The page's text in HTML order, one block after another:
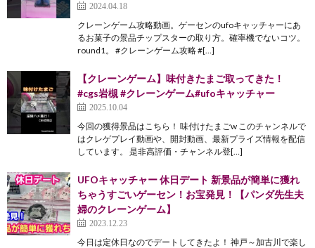
2024.04.18
クレーンゲーム攻略動画。ゲーセンのufoキャッチャーにあ
るお菓子の景品チップスターの取り方。確率機でないコツ。
round1。 #クレーンゲーム攻略 #[…]
【クレーンゲーム】味付きたまご取ってきた！
#cgs岩槻 #クレーンゲーム#ufoキャッチャー
2025.10.04
今回の獲得景品はこちら！ 味付けたまごw このチャンネルで
はクレゲプレイ動画や、開封動画、最新プライズ情報を配信
しています。 是非高評価・チャンネル登[…]
UFOキャッチャー 休日デート 新景品が簡単に獲れ
ちゃうすごいゲーセン！お宝発見！【パンダ先生夫
婦のクレーンゲーム】
2023.12.23
今日は定休日なのでデートしてきたよ！ 神戸～加古川で楽し